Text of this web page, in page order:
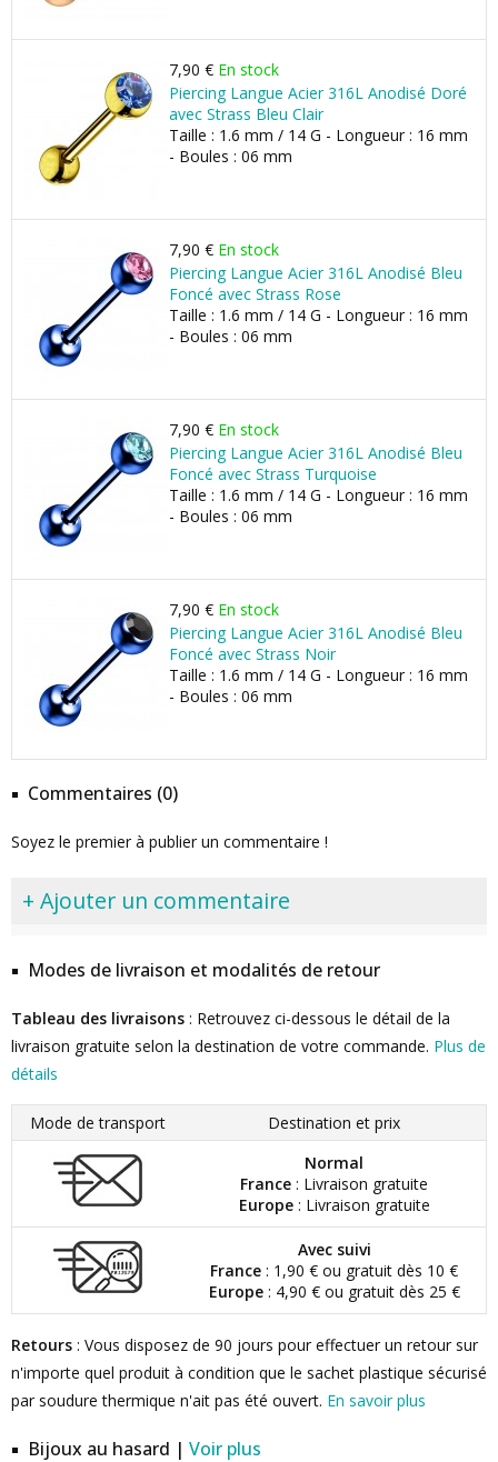
7,90 € En stock
Piercing Langue Acier 316L Anodisé Doré
avec Strass Bleu Clair
Taille : 1.6 mm / 14 G - Longueur : 16 mm
- Boules : 06 mm
7,90 € En stock
Piercing Langue Acier 316L Anodisé Bleu
Foncé avec Strass Rose
Taille : 1.6 mm / 14 G - Longueur : 16 mm
- Boules : 06 mm
7,90 € En stock
Piercing Langue Acier 316L Anodisé Bleu
Foncé avec Strass Turquoise
Taille : 1.6 mm / 14 G - Longueur : 16 mm
- Boules : 06 mm
7,90 € En stock
Piercing Langue Acier 316L Anodisé Bleu
Foncé avec Strass Noir
Taille : 1.6 mm / 14 G - Longueur : 16 mm
- Boules : 06 mm
Commentaires (0)
Soyez le premier à publier un commentaire !
+ Ajouter un commentaire
Modes de livraison et modalités de retour
Tableau des livraisons : Retrouvez ci-dessous le détail de la
livraison gratuite selon la destination de votre commande. Plus de
détails
Mode de transport
Destination et prix
Normal
France : Livraison gratuite
Europe: Livraison gratuite
Avec suivi
France : 1,90 € ou gratuit dès 10 €
Europe: 4,90 € ou gratuit dès 25 €
Retours : Vous disposez de 90 jours pour effectuer un retour sur
n'importe quel produit à condition que le sachet plastique sécurisé
par soudure thermique n'ait pas été ouvert. En savoir plus
Bijoux au hasard | Voir plus